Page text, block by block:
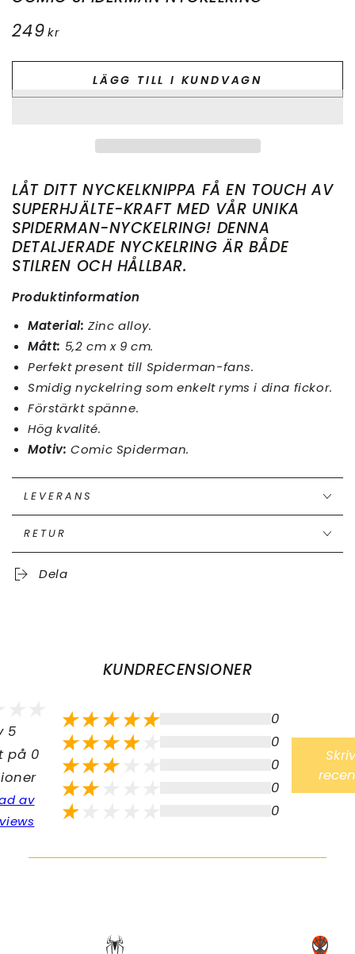
Ordinarie
249 kr
LÄGG TILL I KUNDVAGN
LÅT DITT NYCKELKNIPPA FÅ EN TOUCH AV
SUPERHJÄLTE-KRAFT MED VÅR UNIKA
SPIDERMAN-NYCKELRING! DENNA
DETALJERADE NYCKELRING ÄR BÅDE
STILREN OCH HÅLLBAR.
Produktinformation
Material: Zinc alloy.
Mått: 5,2 cm x 9 cm.
Perfekt present till Spiderman-fans.
Smidig nyckelring som enkelt ryms i dina fickor.
Förstärkt spänne.
Hög kvalité.
Motiv: Comic Spiderman.
LEVERANS
RETUR
Dela
KUNDRECENSIONER
5
på 0
av
0
0
0
0
0